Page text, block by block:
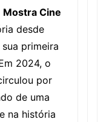
Mostra Cine
desde
primeira
2024, o
por
de uma
na história